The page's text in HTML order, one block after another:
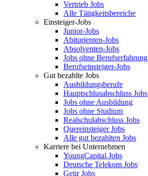
Vertrieb Jobs
Alle Tätigkeitsbereiche
Einsteiger-Jobs
Junior-Jobs
Abiturienten-Jobs
Absolventen-Jobs
Jobs ohne Berufserfahrung
Berufseinsteiger-Jobs
Gut bezahlte Jobs
Ausbildungsberufe
Hauptschlusabschluss Jobs
Jobs ohne Ausbildung
Jobs ohne Studium
Realschulabschluss Jobs
Quereinsteiger Jobs
Alle gut bezahlten Jobs
Karriere bei Unternehmen
YoungCapital Jobs
Deutsche Telekom Jobs
Getir Jobs